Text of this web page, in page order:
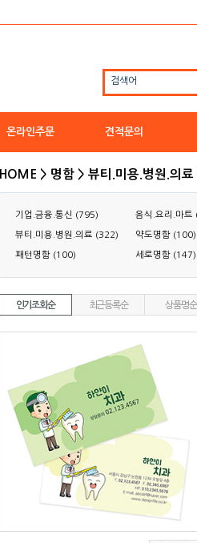
검색어
온라인주문 견적문의
HOME > 명함 > 뷰티.미용.병원.의료
기업.금융.통신 (795) 음식.요리.마
뷰티.미용.병원.의료 (322) 약도명함 (100)
패턴명함 (100) 세로명함 (147)
인기조회순 최근등록순 상품명순